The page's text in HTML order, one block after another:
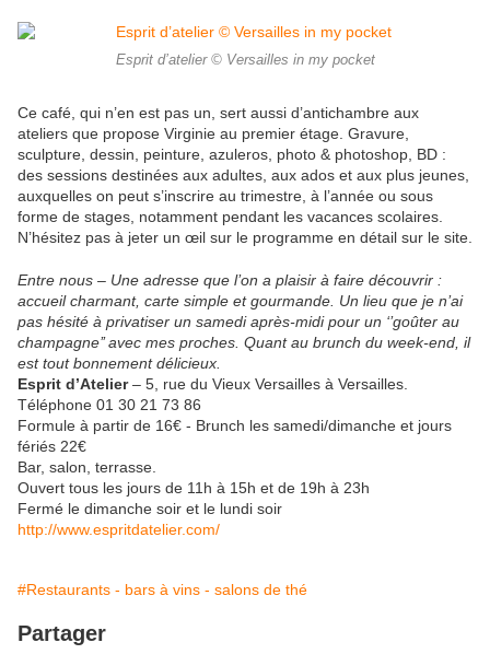
Esprit d’atelier © Versailles in my pocket
Ce café, qui n’en est pas un, sert aussi d’antichambre aux
ateliers que propose Virginie au premier étage. Gravure,
sculpture, dessin, peinture, azuleros, photo & photoshop, BD :
des sessions destinées aux adultes, aux ados et aux plus jeunes,
auxquelles on peut s’inscrire au trimestre, à l’année ou sous
forme de stages, notamment pendant les vacances scolaires.
N’hésitez pas à jeter un œil sur le programme en détail sur le site.
Entre nous – Une adresse que l’on a plaisir à faire découvrir :
accueil charmant, carte simple et gourmande. Un lieu que je n’ai
pas hésité à privatiser un samedi après-midi pour un ‘’goûter au
champagne’’ avec mes proches. Quant au brunch du week-end, il
est tout bonnement délicieux.
Esprit d’Atelier– 5, rue du Vieux Versailles à Versailles.
Téléphone 01 30 21 73 86
Formule à partir de 16€ - Brunch les samedi/dimanche et jours
fériés 22€
Bar, salon, terrasse.
Ouvert tous les jours de 11h à 15h et de 19h à 23h
Fermé le dimanche soir et le lundi soir
http://www.espritdatelier.com/
#Restaurants - bars à vins - salons de thé
Partager